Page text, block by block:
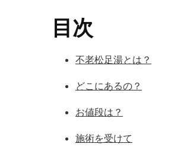
目次
不老松足湯とは？
どこにあるの？
お値段は？
施術を受けて